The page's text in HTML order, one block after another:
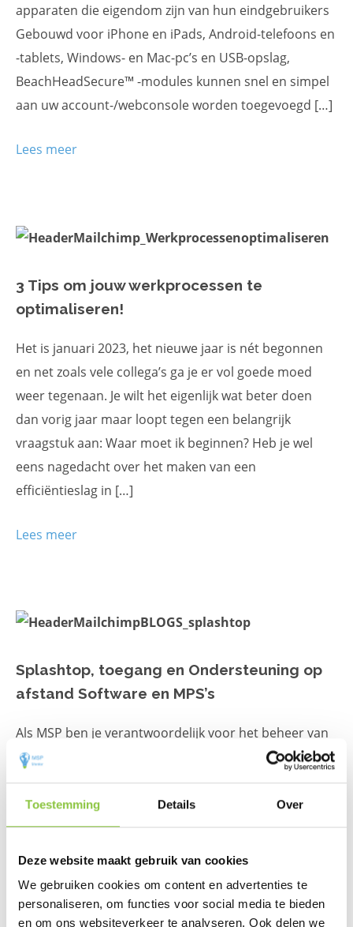
Toestemming Details Over
Deze website maakt gebruik van cookies
We gebruiken cookies om content en advertenties te
personaliseren, om functies voor social media te bieden
en om ons websiteverkeer te analyseren. Ook delen we
apparaten die eigendom zijn van hun eindgebruikers
Gebouwd voor iPhone en iPads, Android-telefoons en
-tablets, Windows- en Mac-pc’s en USB-opslag,
BeachHeadSecure™ -modules kunnen snel en simpel
aan uw account-/webconsole worden toegevoegd […]
Lees meer
3 Tips om jouw werkprocessen te
optimaliseren!
Het is januari 2023, het nieuwe jaar is nét begonnen
en net zoals vele collega’s ga je er vol goede moed
weer tegenaan. Je wilt het eigenlijk wat beter doen
dan vorig jaar maar loopt tegen een belangrijk
vraagstuk aan: Waar moet ik beginnen? Heb je wel
eens nagedacht over het maken van een
efficiëntieslag in […]
Lees meer
Splashtop, toegang en Ondersteuning op
afstand Software en MPS’s
Als MSP ben je verantwoordelijk voor het beheer van
alle computers van je klanten. Er wordt van je
verwacht dat je hen helpt op het moment dat het
nodig is. Daarom heb je remote access tools nodig,
waarmee je dat snel en gemakkelijk kunt doen, zonder
Lees meer